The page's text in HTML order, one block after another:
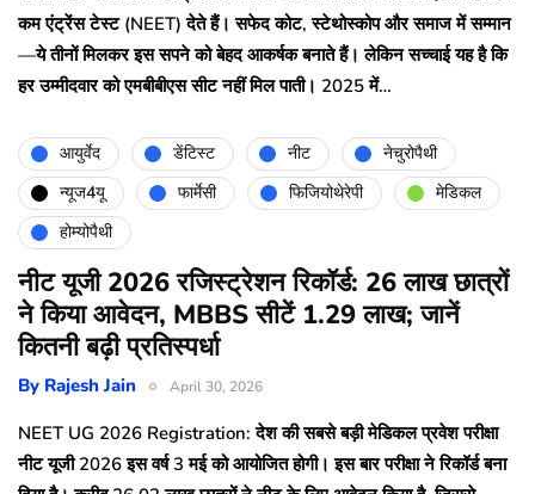
कम एंट्रेंस टेस्ट (NEET) देते हैं। सफेद कोट, स्टेथोस्कोप और समाज में सम्मान
—ये तीनों मिलकर इस सपने को बेहद आकर्षक बनाते हैं। लेकिन सच्चाई यह है कि
हर उम्मीदवार को एमबीबीएस सीट नहीं मिल पाती। 2025 में…
आयुर्वेद डेंटिस्ट नीट
नेचुरोपैथी
न्यूज4यू
फार्मेसी फिजियोथेरेपी
मेडिकल
होम्योपैथी
नीट यूजी 2026 रजिस्ट्रेशन रिकॉर्ड: 26 लाख छात्रों
ने किया आवेदन, MBBS सीटें 1.29 लाख; जानें
कितनी बढ़ी प्रतिस्पर्धा
By Rajesh Jain April 30, 2026
NEET UG 2026 Registration: देश की सबसे बड़ी मेडिकल प्रवेश परीक्षा
नीट यूजी 2026 इस वर्ष 3 मई को आयोजित होगी। इस बार परीक्षा ने रिकॉर्ड बना